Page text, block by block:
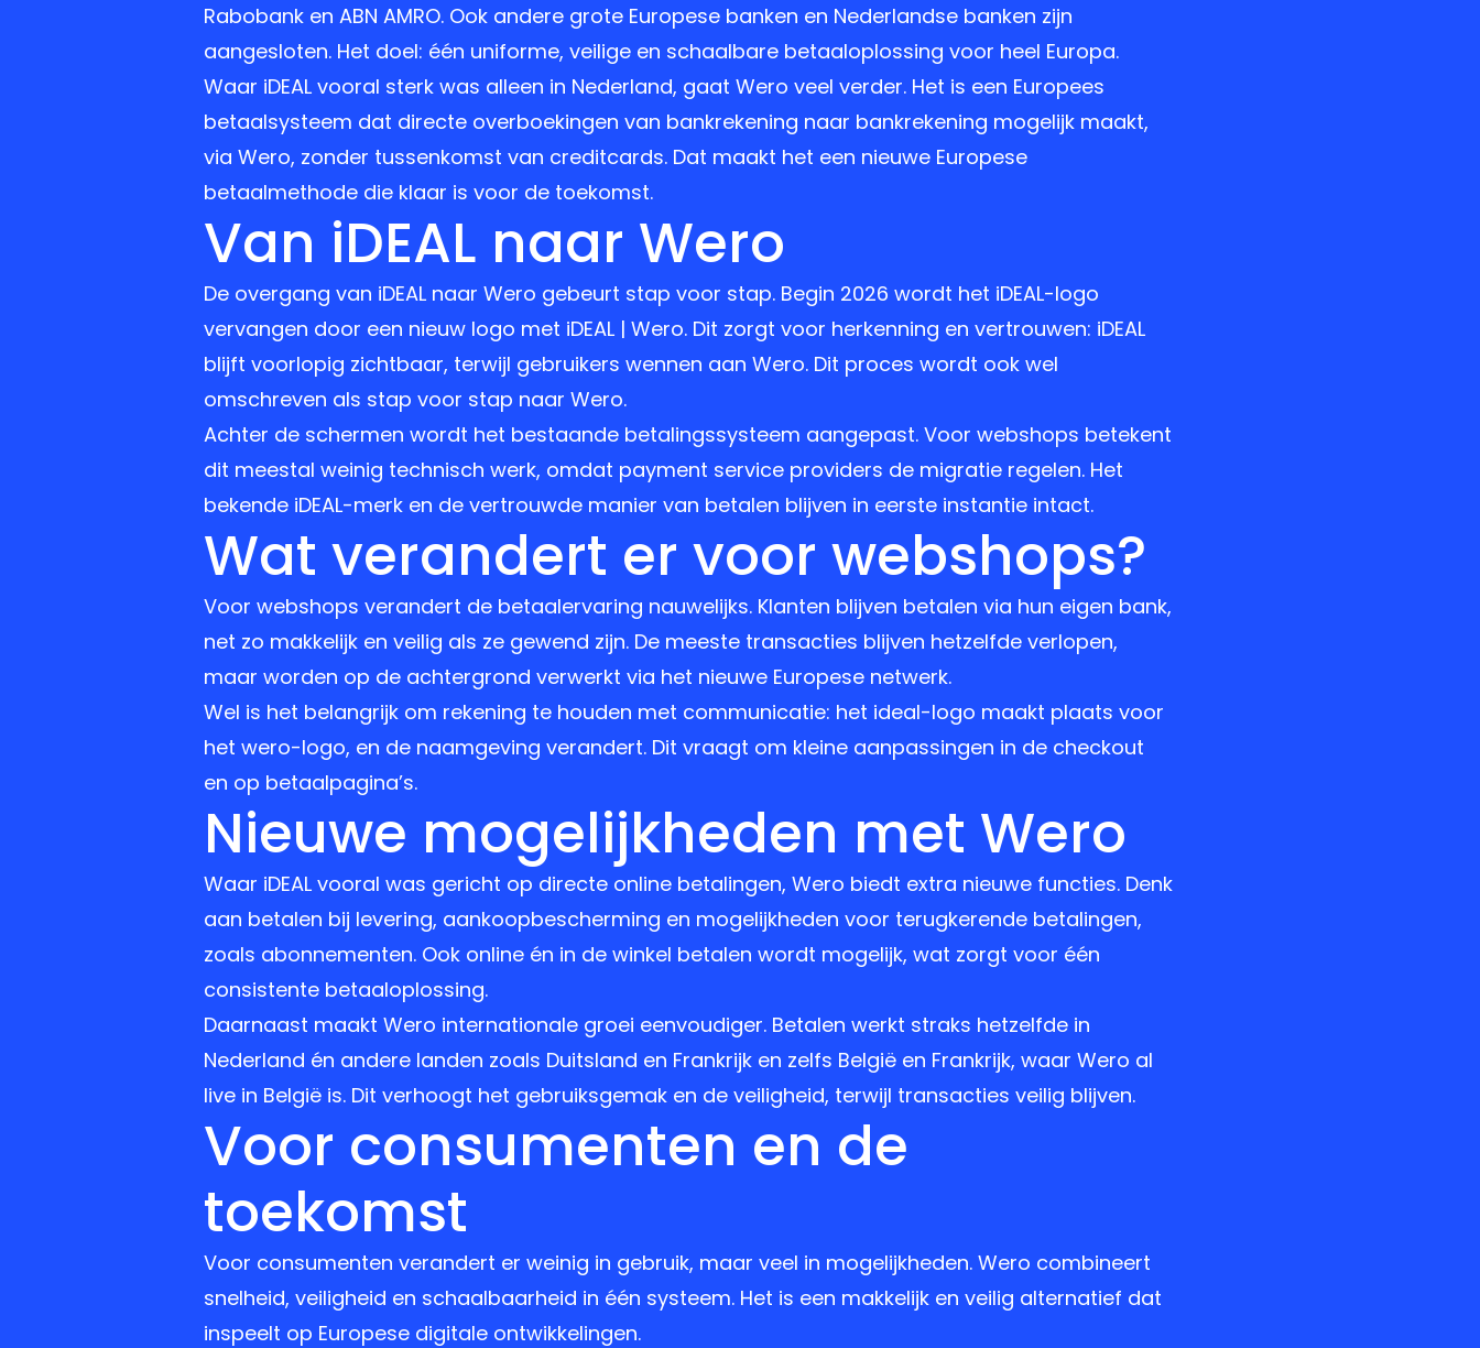
Rabobank en ABN AMRO. Ook andere grote Europese banken en Nederlandse banken zijn
aangesloten. Het doel: één uniforme, veilige en schaalbare betaaloplossing voor heel Europa.
Waar iDEAL vooral sterk was alleen in Nederland, gaat Wero veel verder. Het is een Europees
betaalsysteem dat directe overboekingen van bankrekening naar bankrekening mogelijk maakt,
via Wero, zonder tussenkomst van creditcards. Dat maakt het een nieuwe Europese
betaalmethode die klaar is voor de toekomst.
Van iDEAL naar Wero
De overgang van iDEAL naar Wero gebeurt stap voor stap. Begin 2026 wordt het iDEAL-logo
vervangen door een nieuw logo met iDEAL | Wero. Dit zorgt voor herkenning en vertrouwen: iDEAL
blijft voorlopig zichtbaar, terwijl gebruikers wennen aan Wero. Dit proces wordt ook wel
omschreven als stap voor stap naar Wero.
Achter de schermen wordt het bestaande betalingssysteem aangepast. Voor webshops betekent
dit meestal weinig technisch werk, omdat payment service providers de migratie regelen. Het
bekende iDEAL-merk en de vertrouwde manier van betalen blijven in eerste instantie intact.
Wat verandert er voor webshops?
Voor webshops verandert de betaalervaring nauwelijks. Klanten blijven betalen via hun eigen bank,
net zo makkelijk en veilig als ze gewend zijn. De meeste transacties blijven hetzelfde verlopen,
maar worden op de achtergrond verwerkt via het nieuwe Europese netwerk.
Wel is het belangrijk om rekening te houden met communicatie: het ideal-logo maakt plaats voor
het wero-logo, en de naamgeving verandert. Dit vraagt om kleine aanpassingen in de checkout
en op betaalpagina’s.
Nieuwe mogelijkheden met Wero
Waar iDEAL vooral was gericht op directe online betalingen, Wero biedt extra nieuwe functies. Denk
aan betalen bij levering, aankoopbescherming en mogelijkheden voor terugkerende betalingen,
zoals abonnementen. Ook online én in de winkel betalen wordt mogelijk, wat zorgt voor één
consistente betaaloplossing.
Daarnaast maakt Wero internationale groei eenvoudiger. Betalen werkt straks hetzelfde in
Nederland én andere landen zoals Duitsland en Frankrijk en zelfs België en Frankrijk, waar Wero al
live in België is. Dit verhoogt het gebruiksgemak en de veiligheid, terwijl transacties veilig blijven.
Voor consumenten en de
toekomst
Voor consumenten verandert er weinig in gebruik, maar veel in mogelijkheden. Wero combineert
snelheid, veiligheid en schaalbaarheid in één systeem. Het is een makkelijk en veilig alternatief dat
inspeelt op Europese digitale ontwikkelingen.